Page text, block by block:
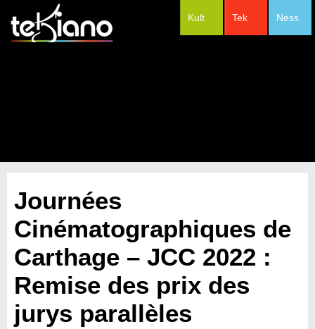
Ness
Tek
Kult
Journées
Cinématographiques de
Carthage – JCC 2022 :
Remise des prix des
jurys parallèles